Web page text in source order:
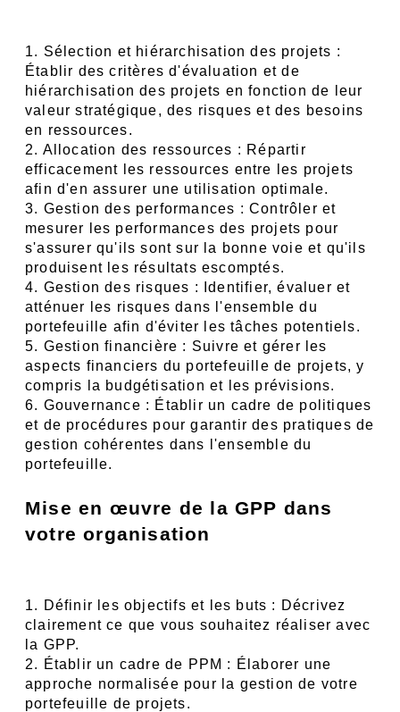
1. Sélection et hiérarchisation des projets :
Établir des critères d'évaluation et de
hiérarchisation des projets en fonction de leur
valeur stratégique, des risques et des besoins
en ressources.
2. Allocation des ressources : Répartir
efficacement les ressources entre les projets
afin d'en assurer une utilisation optimale.
3. Gestion des performances : Contrôler et
mesurer les performances des projets pour
s'assurer qu'ils sont sur la bonne voie et qu'ils
produisent les résultats escomptés.
4. Gestion des risques : Identifier, évaluer et
atténuer les risques dans l'ensemble du
portefeuille afin d'éviter les tâches potentiels.
5. Gestion financière : Suivre et gérer les
aspects financiers du portefeuille de projets, y
compris la budgétisation et les prévisions.
6. Gouvernance : Établir un cadre de politiques
et de procédures pour garantir des pratiques de
gestion cohérentes dans l'ensemble du
portefeuille.
Mise en œuvre de la GPP dans
votre organisation
1. Définir les objectifs et les buts : Décrivez
clairement ce que vous souhaitez réaliser avec
la GPP.
2. Établir un cadre de PPM : Élaborer une
approche normalisée pour la gestion de votre
portefeuille de projets.